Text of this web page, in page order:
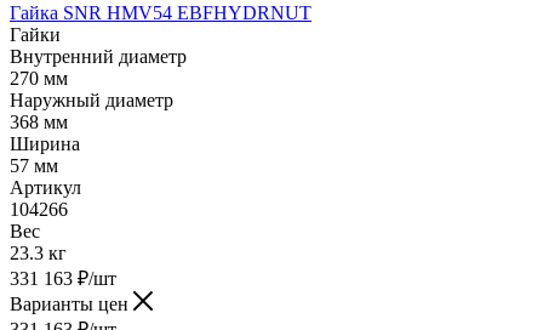
Гайка SNR HMV54 EBFHYDRNUT
Гайки
Внутренний диаметр
270 мм
Наружный диаметр
368 мм
Ширина
57 мм
Артикул
104266
Вес
23.3 кг
331 163 ₽/шт
Варианты цен